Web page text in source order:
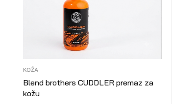
KOŽA
Blend brothers CUDDLER premaz za
kožu